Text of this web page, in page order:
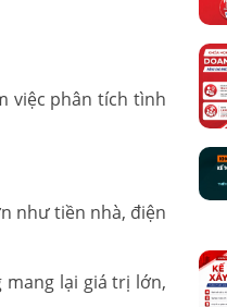
việc phân tích tình
như tiền nhà, điện
mang lại giá trị lớn,